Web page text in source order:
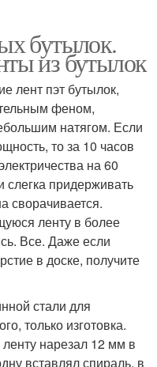
бутылок.
из бутылок
лент пэт бутылок,
феном,
натягом. Если
то за 10 часов
на 60
слегка придерживать
сворачивается.
ленту в более
Все. Даже если
в доске, получите
стали для
только изготовка.
нарезал 12 мм в
вставлял спираль, в